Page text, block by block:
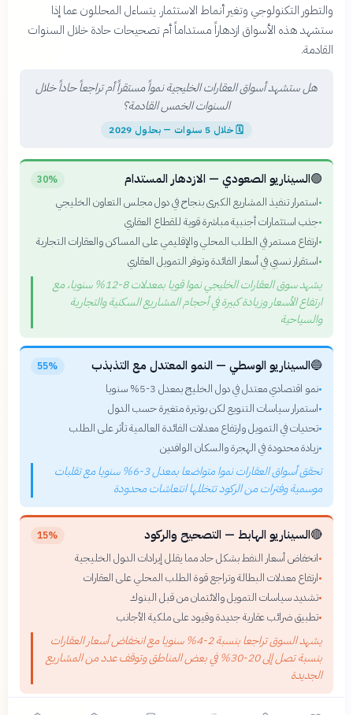
والتطور التكنولوجي وتغير أنماط الاستثمار. يتساءل المحللون عما إذا
ستشهد هذه الأسواق ازدهاراً مستداماً أم تصحيحات حادة خلال السنوات
القادمة.
هل ستشهد أسواق العقارات الخليجية نمواً مستقراً أم تراجعاً حاداً خلال
السنوات الخمس القادمة؟
🗓خلال 5 سنوات — بحلول 2029
🟢السيناريو الصعودي — الازدهار المستدام 30%
•استمرار تنفيذ المشاريع الكبرى بنجاح في دول مجلس التعاون الخليجي
•جذب استثمارات أجنبية مباشرة قوية للقطاع العقاري
•ارتفاع مستمر في الطلب المحلي والإقليمي على المساكن والعقارات التجارية
•استقرار نسبي في أسعار الفائدة وتوفر التمويل العقاري
يشهد سوق العقارات الخليجي نموا قويا بمعدلات 8-12% سنويا، مع
ارتفاع الأسعار وزيادة كبيرة في أحجام المشاريع السكنية والتجارية
والسياحية
🔵السيناريو الوسطي — النمو المعتدل مع التذبذب 55%
•نمو اقتصادي معتدل في دول الخليج بمعدل 3-5% سنويا
•استمرار سياسات التنويع لكن بوتيرة متغيرة حسب الدول
•تحديات في التمويل وارتفاع معدلات الفائدة العالمية تأثر على الطلب
•زيادة محدودة في الهجرة والسكان الوافدين
تحقق أسواق العقارات نموا متواضعا بمعدل 3-6% سنويا مع تقلبات
موسمية وفترات من الركود تتخللها انتعاشات محدودة
🔴السيناريو الهابط — التصحيح والركود 15%
•انخفاض أسعار النفط بشكل حاد مما يقلل إيرادات الدول الخليجية
•ارتفاع معدلات البطالة وتراجع قوة الطلب المحلي على العقارات
•تشديد سياسات التمويل والائتمان من قبل البنوك
•تطبيق ضرائب عقارية جديدة وقيود على ملكية الأجانب
يشهد السوق تراجعا بنسبة 2-4% سنويا مع انخفاض أسعار العقارات
بنسبة تصل إلى 20-30% في بعض المناطق وتوقف عدد من المشاريع
الجديدة